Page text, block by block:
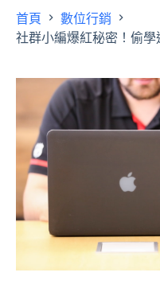
首頁
數位行銷
社群小編爆紅秘密！偷